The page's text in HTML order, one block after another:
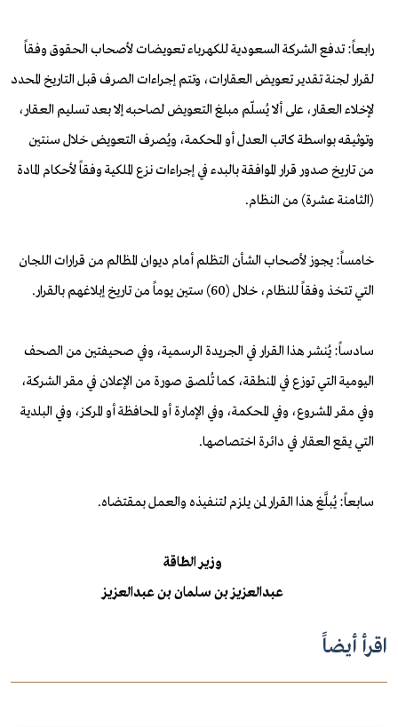
رابعاً: تدفع الشركة السعودية للكهرباء تعويضات لأصحاب الحقوق وفقاً
لقرار لجنة تقدير تعويض العقارات، وتتم إجراءات الصرف قبل التاريخ المحدد
لإخلاء العقار، على ألا يُسلّم مبلغ التعويض لصاحبه إلا بعد تسليم العقار،
وتوثيقه بواسطة كاتب العدل أو المحكمة، ويُصرف التعويض خلال سنتين
من تاريخ صدور قرار الموافقة بالبدء في إجراءات نزع الملكية وفقاً لأحكام المادة
(الثامنة عشرة) من النظام.
خامساً: يجوز لأصحاب الشأن التظلم أمام ديوان المظالم من قرارات اللجان
التي تتخذ وفقاً للنظام، خلال (60) ستين يوماً من تاريخ إبلاغهم بالقرار.
سادساً: يُنشر هذا القرار في الجريدة الرسمية، وفي صحيفتين من الصحف
اليومية التي توزع في المنطقة، كما تُلصق صورة من الإعلان في مقر الشركة،
وفي مقر المشروع، وفي المحكمة، وفي الإمارة أو المحافظة أو المركز، وفي البلدية
التي يقع العقار في دائرة اختصاصها.
سابعاً: يُبلَّغ هذا القرار لمن يلزم لتنفيذه والعمل بمقتضاه.
وزير الطاقة
عبدالعزيز بن سلمان بن عبدالعزيز
اقرأ أيضاً